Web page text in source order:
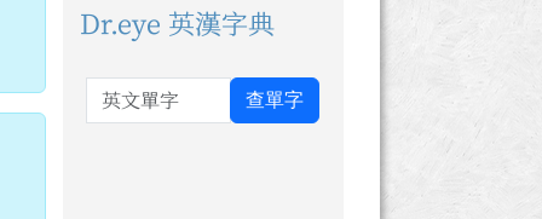
Dr.eye 英漢字典
英文單字 查單字